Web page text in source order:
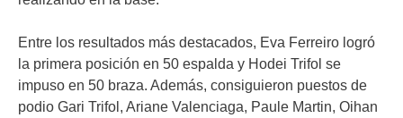
Entre los resultados más destacados, Eva Ferreiro logró
la primera posición en 50 espalda y Hodei Trifol se
impuso en 50 braza. Además, consiguieron puestos de
podio Gari Trifol, Ariane Valenciaga, Paule Martin, Oihan